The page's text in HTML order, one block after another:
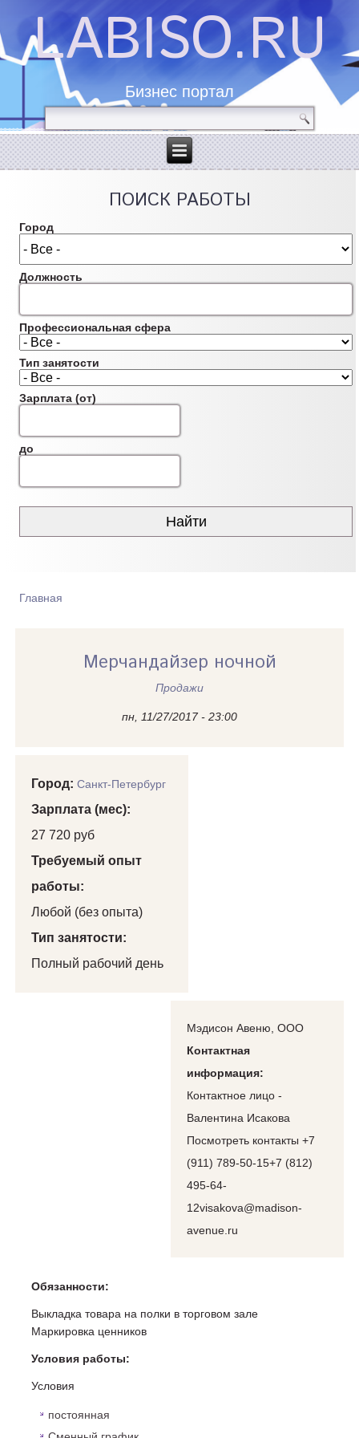
LABISO.RU
Бизнес портал
ПОИСК РАБОТЫ
Город
Должность
Профессиональная сфера
Тип занятости
Зарплата (от)
до
ВЫ ЗДЕСЬ
Главная
Мерчандайзер ночной
Продажи
пн, 11/27/2017 - 23:00
Город:Санкт-Петербург
Зарплата (мес):
27 720 руб
Требуемый опыт
работы:
Любой (без опыта)
Тип занятости:
Полный рабочий день
Мэдисон Авеню, ООО
Контактная
информация:
Контактное лицо -
Валентина Исакова
Посмотреть контакты +7
(911) 789-50-15+7 (812)
495-64-
12visakova@madison-
avenue.ru
Обязанности:
Выкладка товара на полки в торговом зале
Маркировка ценников
Условия работы:
Условия
постоянная